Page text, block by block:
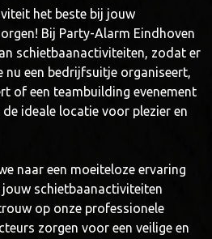
het beste bij jouw
Bij Party-Alarm Eindhoven
schietbaanactiviteiten, zodat er
nu een bedrijfsuitje organiseert,
of een teambuilding evenement
ideale locatie voor plezier en
naar een moeiteloze ervaring
schietbaanactiviteiten
op onze professionele
zorgen voor een veilige en